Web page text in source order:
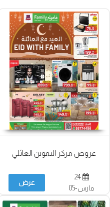
عروض مركز التموين العائلي
24
مارس-05
أبريل
عرض